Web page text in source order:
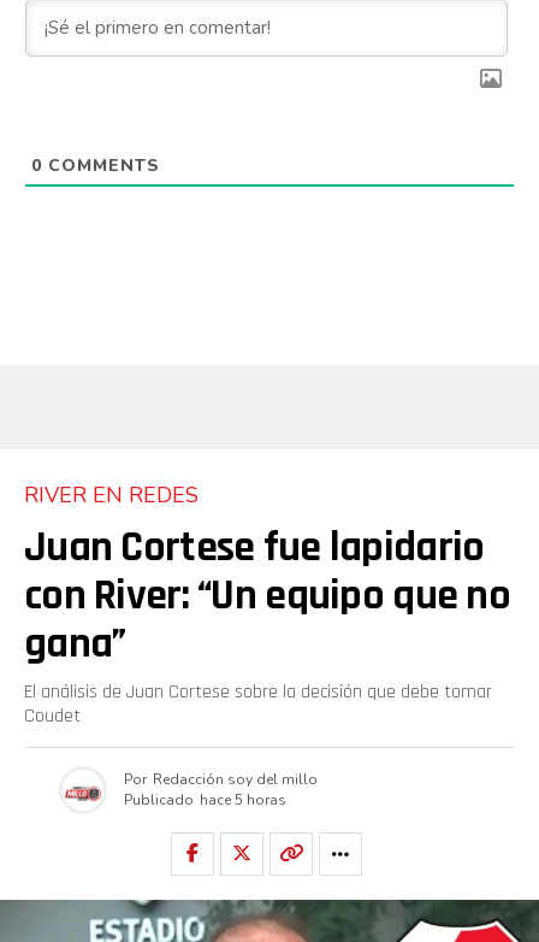
0 COMMENTS
RIVER EN REDES
Juan Cortese fue lapidario
con River: “Un equipo que no
gana”
El análisis de Juan Cortese sobre la decisión que debe tomar
Coudet
Por Redacción soy del millo
Publicado hace 5 horas